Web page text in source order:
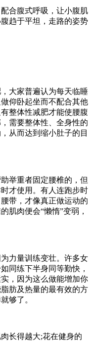
合腹式呼吸，让小腹肌
趋于平坦，走路的姿势
大家普遍认为每天临睡
仰卧起坐而不配合其他
整体性减肥才能使腰腹
需要整体性、全身性的
从而达到缩小肚子的目
举重者固定腰椎的，但
才使用。有人连跑步时
带，才像真正做运动的
肌肉便会“懒惰”变弱，
力量训练变壮。许多女
同练下半身同等勤快，
，因为这么做能增加你
肪及热量的最有效的方
够了。
长得越大;花在健身的